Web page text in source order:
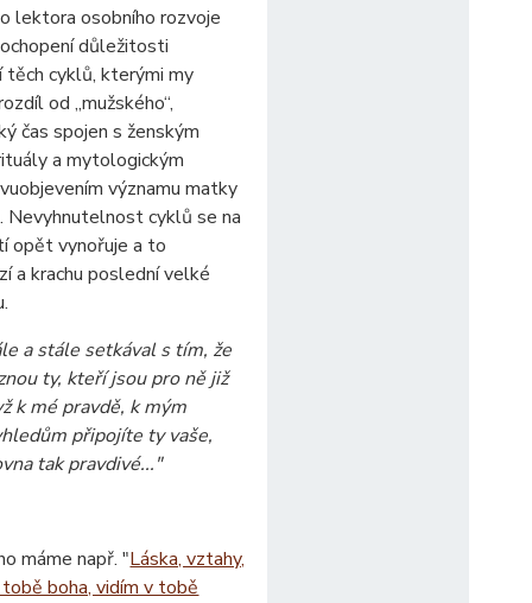
lektora osobního rozvoje
důležitosti
těch cyklů, kterými my
od „mužského“,
čas spojen s ženským
a mytologickým
významu matky
Nevyhnutelnost cyklů se na
opět vynořuje a to
a krachu poslední velké
a stále setkával s tím, že
ty, kteří jsou pro ně již
k mé pravdě, k mým
připojíte ty vaše,
tak pravdivé..."
máme např. "Láska, vztahy,
boha, vidím v tobě